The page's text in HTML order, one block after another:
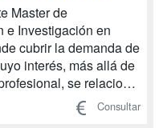
Master de
e Investigación en
cubrir la demanda de
interés, más allá de
se relaciona
en cualesquiera de
Jurídica. Se
Consultar